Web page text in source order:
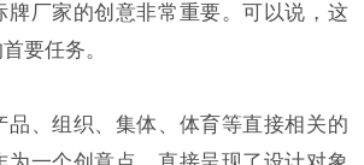
牌厂家的创意非常重要。可以说，这
要任务。
品、组织、集体、体育等直接相关的